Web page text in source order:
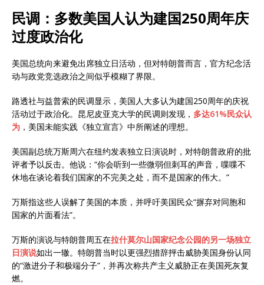
民调：多数美国人认为建国250周年庆
过度政治化
美国总统向来避免出席独立日活动，但对特朗普而言，官方纪念活
动与政党竞选政治之间似乎模糊了界限。
路透社与益普索的民调显示，美国人大多认为建国250周年的庆祝
活动过于政治化。昆尼皮亚克大学的民调则发现， 多达61%民众认
为 ，美国未能实践《独立宣言》中所阐述的理想。
美国副总统万斯周六在纽约发表独立日演说时，对特朗普政府的批
评者予以反击。他说：“你会听到一些微弱但刺耳的声音，喋喋不
休地在谈论着我们国家的不完美之处，而不是国家的伟大。”
万斯指这些人误解了美国的本质，并呼吁美国民众“摒弃对同胞和
国家的片面看法”。
万斯的演说与特朗普周五在拉什莫尔山国家纪念公园的另一场独立
日演说如出一辙。特朗普当时以更强烈措辞抨击威胁美国身份认同
的“激进分子和极端分子”，并再次称共产主义威胁正在美国死灰复
燃。